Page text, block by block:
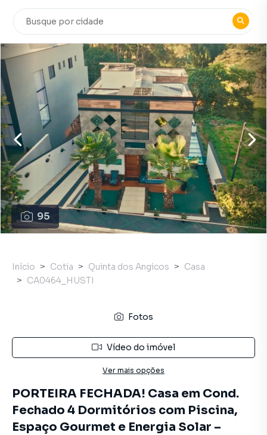
95
Início Cotia Quinta dos Angicos
Casa
CA0464_HUSTI
Fotos
Vídeo do imóvel
Ver mais opções
PORTEIRA FECHADA! Casa em Cond.
Fechado 4 Dormitórios com Piscina,
Espaço Gourmet e Energia Solar –